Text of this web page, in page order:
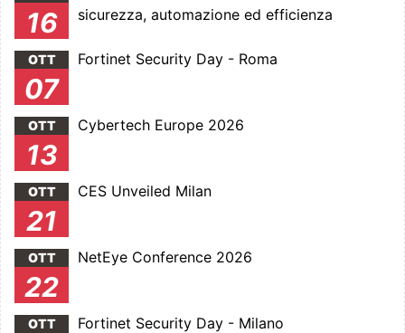
16
sicurezza, automazione ed efficienza
OTT
07
Fortinet Security Day - Roma
OTT
13
Cybertech Europe 2026
OTT
21
CES Unveiled Milan
OTT
22
NetEye Conference 2026
OTT Fortinet Security Day - Milano